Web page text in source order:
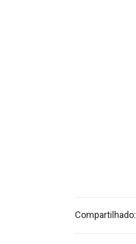
Compartilhado: